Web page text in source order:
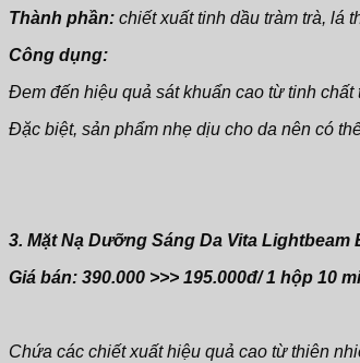
Thành phần: chiết xuất tinh dầu tràm trà, lá
Công dụng:
Đem đến hiệu quả sát khuẩn cao từ tinh
Đặc biệt, sản phẩm nhẹ dịu cho da nên có
3. Mặt Nạ Dưỡng Sáng Da Vita Lightbeam
Giá bán: 390.000 >>> 195.000đ/ 1 hộp 10
Chứa các chiết xuất hiệu quả cao từ thiên